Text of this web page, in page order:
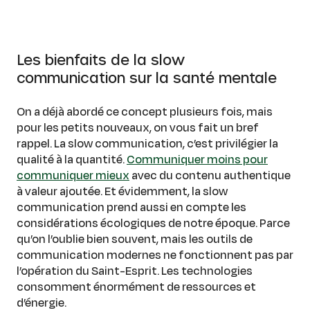
Les bienfaits de la slow
communication sur la santé mentale
On a déjà abordé ce concept plusieurs fois, mais
pour les petits nouveaux, on vous fait un bref
rappel. La slow communication, c’est privilégier la
qualité à la quantité.Communiquer moins pour
communiquer mieux avec du contenu authentique
à valeur ajoutée. Et évidemment, la slow
communication prend aussi en compte les
considérations écologiques de notre époque. Parce
qu’on l’oublie bien souvent, mais les outils de
communication modernes ne fonctionnent pas par
l’opération du Saint-Esprit. Les technologies
consomment énormément de ressources et
d’énergie.